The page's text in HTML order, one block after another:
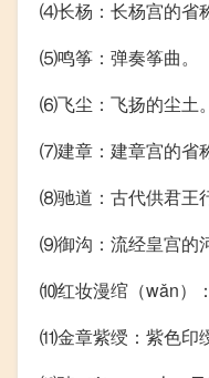
⑷长杨：长杨宫的省
⑸鸣筝：弹奏筝曲。
⑹飞尘：飞扬的尘土。
⑺建章：建章宫的省
⑻驰道：古代供君王
⑼御沟：流经皇宫的
⑽红妆漫绾（wǎn）
⑾金章紫绶：紫色印